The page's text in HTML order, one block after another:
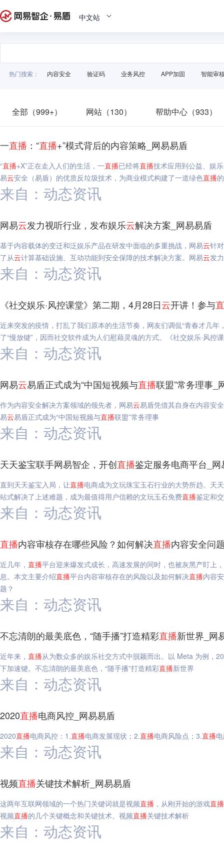
中文站
热门搜索： 内容安全 验证码 业务风控 APP加固 智能审
全部（999+） 网站（130） 帮助中心（933）
一直播 ：“直播+”模式背后的内容策略_网易易盾
“直播+X”正在走入人们的生活，一直播已经将直播技术应用到公益、娱
易云安全（易盾）的优质反垃圾技术，为商业模式构建了一道绿色直播
来自：动态资讯
网易云发力视听行业，发布娱乐云解决方案_网易易盾
基于内容载体的变迁和泛娱乐产品在研发中面临的多重挑战，网易云针对
了从云计算基础设施、互动功能到安全保障的技术解决方案。网易云发
来自：动态资讯
《社交娱乐·风控课堂》第二期，4月28日云开讲！参与
近来突发的疫情，打乱了我们原本的生活节奏，网友们调侃“青春才几
了“慢放键”，因而社交软件成为人们慰藉灵魂的方式。《社交娱乐·风控
来自：动态资讯
网易云易盾正式成为“中国短视频与直播联盟”常务理事_
作为内容安全解决方案领域的领先者，网易云易盾凭借其自身在内容安
易云易盾正式成为“中国短视频与直播联盟”常务理事
来自：动态资讯
天天鉴宝联手网易智企，开创直播鉴定服务电商平台_网
直到天天鉴宝入局，让直播电商成为文玩珠宝玉石行业的大势所趋。天
站式解决了上述难题，成为最值得用户信赖的文玩玉石免费直播鉴定和
来自：动态资讯
直播内容审核存在哪些风险？如何解决直播内容安全问
近几年， 直播平台迎来爆发式成长，高速发展的同时，也被灰黑产盯上
息。本文主要介绍直播平台内容审核存在的风险以及如何解决直播内容
题？
来自：动态资讯
不忘清朗的最美底色，“随手播”打造精彩直播新世界_网
近年来， 直播从为数众多的娱乐社交方式中脱颖而出。以 Meta 为例，
下加速键。不忘清朗的最美底色，“随手播”打造精彩直播新世界
来自：动态资讯
2020直播电商风控_网易易盾
2020直播电商风控：1.直播电商发展现状；2.直播电商风险点；3.直播
来自：动态资讯
视频直播关键技术解析_网易易盾
这两年互联网领域的一个热门关键词就是视频直播 ，从刚开始的游戏直播
视频直播的几个关键概念和关键技术。视频直播关键技术解析
来自：动态资讯